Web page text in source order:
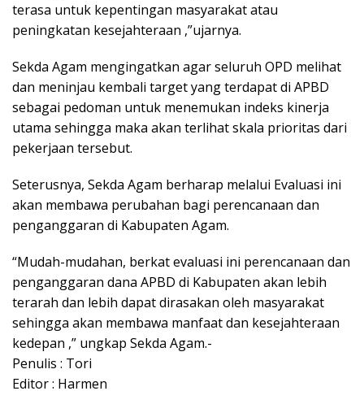
terasa untuk kepentingan masyarakat atau
peningkatan kesejahteraan ,”ujarnya.
Sekda Agam mengingatkan agar seluruh OPD melihat
dan meninjau kembali target yang terdapat di APBD
sebagai pedoman untuk menemukan indeks kinerja
utama sehingga maka akan terlihat skala prioritas dari
pekerjaan tersebut.
Seterusnya, Sekda Agam berharap melalui Evaluasi ini
akan membawa perubahan bagi perencanaan dan
penganggaran di Kabupaten Agam.
“Mudah-mudahan, berkat evaluasi ini perencanaan dan
penganggaran dana APBD di Kabupaten akan lebih
terarah dan lebih dapat dirasakan oleh masyarakat
sehingga akan membawa manfaat dan kesejahteraan
kedepan ,” ungkap Sekda Agam.-
Penulis : Tori
Editor : Harmen